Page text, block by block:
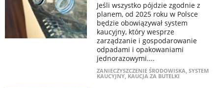
Jeśli wszystko pójdzie zgodnie z
planem, od 2025 roku w Polsce
będzie obowiązywał system
kaucyjny, który wesprze
zarządzanie i gospodarowanie
odpadami i opakowaniami
jednorazowymi....
ZANIECZYSZCZENIE ŚRODOWISKA, SYSTEM
KAUCYJNY, KAUCJA ZA BUTELKI